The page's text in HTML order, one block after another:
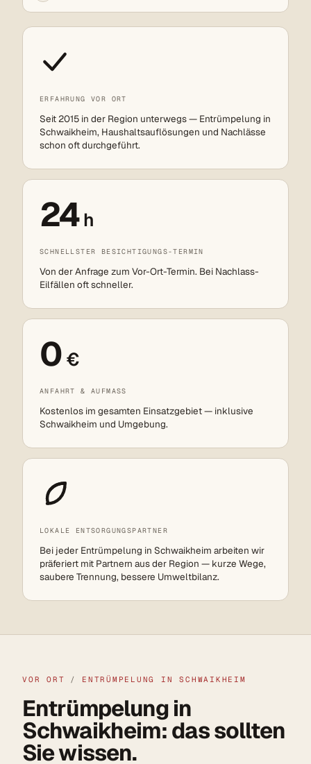
ERFAHRUNG VOR ORT
Seit 2015 in der Region unterwegs — Entrümpelung in
Schwaikheim, Haushaltsauflösungen und Nachlässe
schon oft durchgeführt.
24h
SCHNELLSTER BESICHTIGUNGS-TERMIN
Von der Anfrage zum Vor-Ort-Termin. Bei Nachlass-
Eilfällen oft schneller.
0 €
ANFAHRT & AUFMASS
Kostenlos im gesamten Einsatzgebiet — inklusive
Schwaikheim und Umgebung.
LOKALE ENTSORGUNGSPARTNER
Bei jeder Entrümpelung in Schwaikheim arbeiten wir
präferiert mit Partnern aus der Region — kurze Wege,
saubere Trennung, bessere Umweltbilanz.
VOR ORT / ENTRÜMPELUNG IN SCHWAIKHEIM
Entrümpelung in
Schwaikheim: das sollten
Sie wissen.